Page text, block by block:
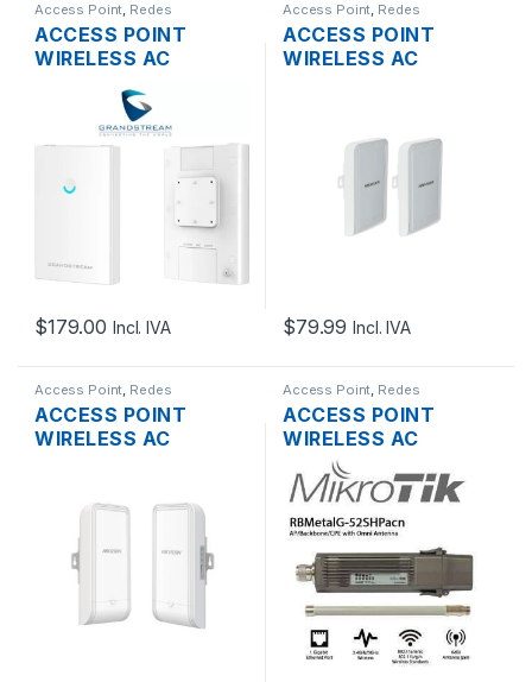
Access Point Redes
ACCESS POINT
WIRELESS AC
GWN7630LR LONG
RANGE WAVE2 DUAL
BAND MU-MIMO 4X4
4DBI 2.33GBPS
2XRJ45 GIGABIT
POE+ OUTDOOR
$179.00 Incl. IVA
Access Point Redes
ACCESS POINT
WIRELESS AC
300 MBPS
2XETHERNET
OUTDOOR KIT PTP
$79.99 Incl. IVA
Access Point Redes
ACCESS POINT
WIRELESS AC
BRIDGE 5GHZ 8DBI
867MBPS
2XETHERNET
SOPORTA POE
OUTDOOR KIT PTP
3KM 2-PACK
Access Point Redes
ACCESS POINT
WIRELESS AC
MIKROTIK
RBMETALG-
52SHPACN DUAL
BAND 2.4GHZ 5GHZ
433MBPS 1250MW
ROUTER OS L4 + POE